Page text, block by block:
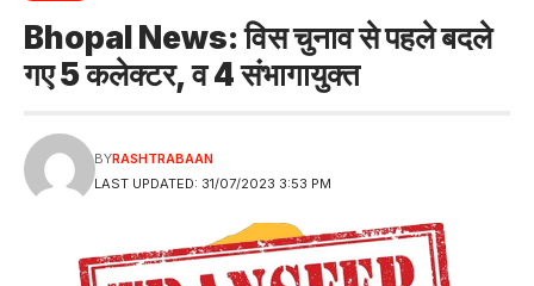
Bhopal News: विस चुनाव से पहले बदले
गए 5 कलेक्टर, व 4 संभागायुक्त
LAST UPDATED: 31/07/2023 3:53 PM
BYRASHTRABAAN